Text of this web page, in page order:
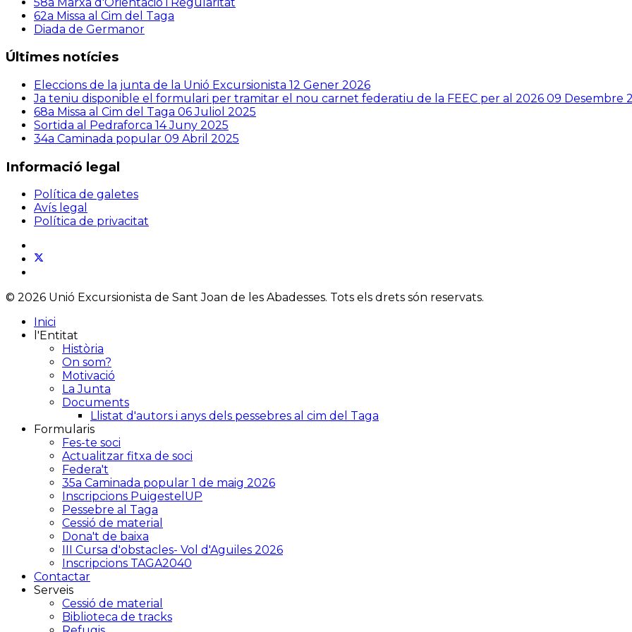
62a Missa al Cim del Taga
Diada de Germanor
Últimes notícies
Eleccions de la junta de la Unió Excursionista 12 Gener 2026
Ja teniu disponible el formulari per tramitar el nou carnet federatiu de la FEEC per al 2026 09 Desembre
68a Missa al Cim del Taga 06 Juliol 2025
Sortida al Pedraforca 14 Juny 2025
34a Caminada popular 09 Abril 2025
Informació legal
Política de galetes
Avís legal
Política de privacitat
© 2026 Unió Excursionista de Sant Joan de les Abadesses. Tots els drets són reservats.
Inici
l'Entitat
Història
On som?
Motivació
La Junta
Documents
Llistat d'autors i anys dels pessebres al cim del Taga
Formularis
Fes-te soci
Actualitzar fitxa de soci
Federa't
35a Caminada popular 1 de maig 2026
Inscripcions PuigestelUP
Pessebre al Taga
Cessió de material
Dona't de baixa
III Cursa d'obstacles- Vol d'Aguiles 2026
Inscripcions TAGA2040
Contactar
Serveis
Cessió de material
Biblioteca de tracks